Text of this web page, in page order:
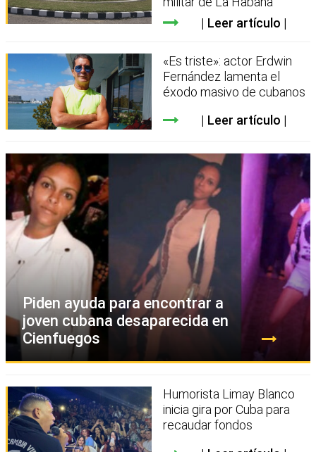
Leer artículo
«Es triste»: actor Erdwin
Fernández lamenta el
éxodo masivo de cubanos
Leer artículo
Piden ayuda para encontrar a
joven cubana desaparecida en
Cienfuegos
Humorista Limay Blanco
inicia gira por Cuba para
recaudar fondos